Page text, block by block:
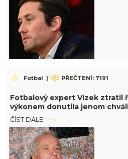
Fotbal | PŘEČTENÍ: 7191
Fotbalový expert Vízek ztratil
výkonem donutila jenom
ČÍST DÁLE